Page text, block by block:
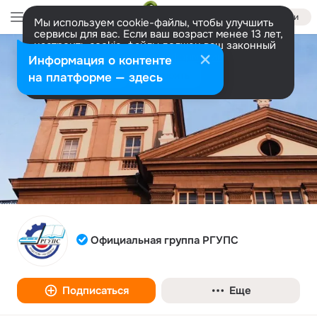
Войти
Мы используем cookie-файлы, чтобы улучшить
сервисы для вас. Если ваш возраст менее 13 лет,
настроить cookie-файлы должен ваш законный
представитель. Больше информации
Разрешить все Настроить
Официальная группа РГУПС
Подписаться Еще
Информация о контенте
на платформе — здесь